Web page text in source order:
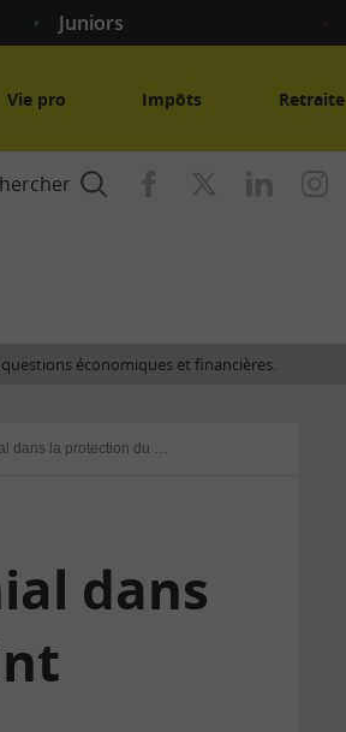
Juniors
Vie pro Impôts Retraite
économiques et financières.
Impact du régime matrimonial dans la protection du conjoint
dans